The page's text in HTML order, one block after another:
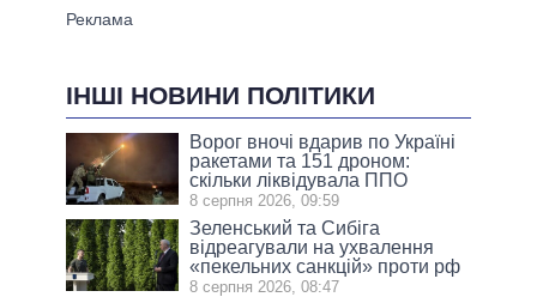
ІНШІ НОВИНИ ПОЛІТИКИ
Ворог вночі вдарив по Україні
ракетами та 151 дроном:
скільки ліквідувала ППО
8 серпня 2026, 09:59
Зеленський та Сибіга
відреагували на ухвалення
«пекельних санкцій» проти рф
8 серпня 2026, 08:47